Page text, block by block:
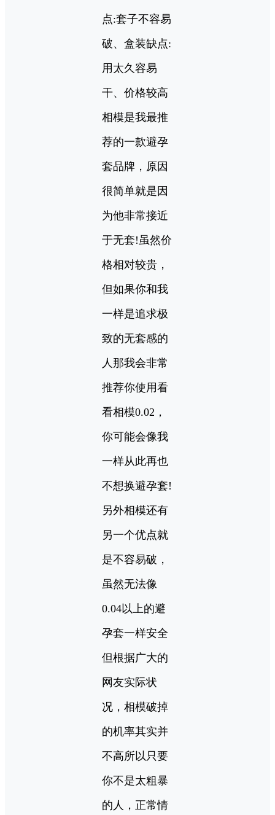
点:套子不容易
破、盒装缺点:
用太久容易
干、价格较高
相模是我最推
荐的一款避孕
套品牌，原因
很简单就是因
为他非常接近
于无套!虽然价
格相对较贵，
但如果你和我
一样是追求极
致的无套感的
人那我会非常
推荐你使用看
看相模0.02，
你可能会像我
一样从此再也
不想换避孕套!
另外相模还有
另一个优点就
是不容易破，
虽然无法像
0.04以上的避
孕套一样安全
但根据广大的
网友实际状
况，相模破掉
的机率其实并
不高所以只要
你不是太粗暴
的人，正常情